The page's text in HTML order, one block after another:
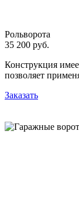
Рольворота
35 200 руб.
Конструкция
позволяет
Заказать